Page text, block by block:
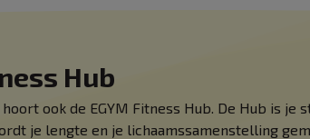
Hub
ook de EGYM Fitness Hub. De Hub is je
je lengte en je lichaamssamenstelling